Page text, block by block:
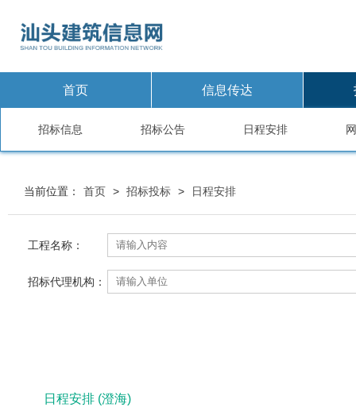
首页 信息传达
招标信息 招标公告 日程安排
当前位置： 首页 > 招标投标 > 日程安排
工程名称：
招标代理机构：
日程安排 (澄海)